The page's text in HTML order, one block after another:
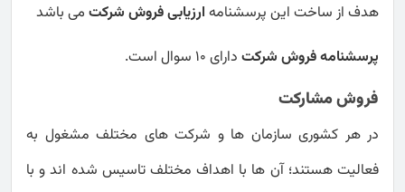
هدف از ساخت این پرسشنامهارزیابی فروش شرکتمی باشد
پرسشنامه فروش شرکتدارای 10 سوال است.
فروش مشارکت
در هر کشوری سازمان ها و شرکت های مختلف مشغول به
فعالیت هستند؛ آن ها با اهداف مختلف تاسیس شده اند و با